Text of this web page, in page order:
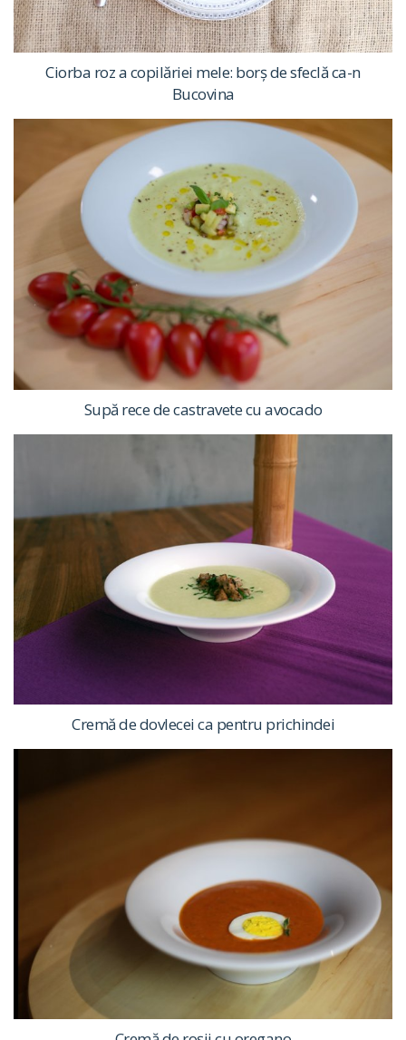
Ciorba roz a copilăriei mele: borș de sfeclă ca-n
Bucovina
Supă rece de castravete cu avocado
Cremă de dovlecei ca pentru prichindei